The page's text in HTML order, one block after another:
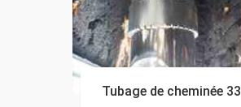
Tubage de cheminée 33